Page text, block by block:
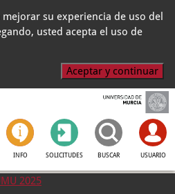
su experiencia de uso del
usted acepta el uso de
Aceptar y continuar
INFO SOLICITUDES BUSCAR USUARIO